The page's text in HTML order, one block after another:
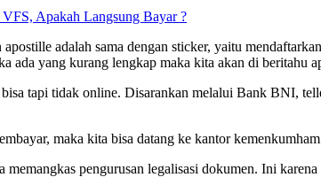
Apakah Langsung Bayar ?
apostille adalah sama dengan sticker, yaitu
ada yang kurang lengkap maka kita akan di beritahu
tapi tidak online. Disarankan melalui Bank BNI,
maka kita bisa datang ke kantor
memangkas pengurusan legalisasi dokumen. Ini